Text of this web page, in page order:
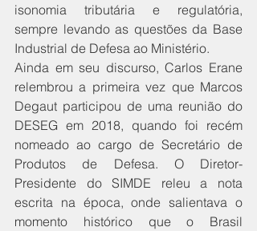
isonomia tributária e regulatória,
sempre levando as questões da Base
Industrial de Defesa ao Ministério.
Ainda em seu discurso, Carlos Erane
relembrou a primeira vez que Marcos
Degaut participou de uma reunião do
DESEG em 2018, quando foi recém
nomeado ao cargo de Secretário de
Produtos de Defesa. O Diretor-
Presidente do SIMDE releu a nota
escrita na época, onde salientava o
momento histórico que o Brasil